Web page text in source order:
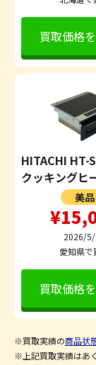
買取価格
HITACHI HT-
クッキングヒ
美品
2026/
愛知県で
買取価格
※買取実績の商品状
※上記買取実績はあ